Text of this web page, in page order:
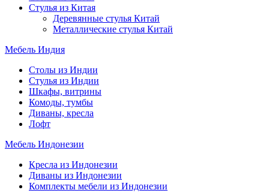
Стулья из Китая
Деревянные стулья Китай
Металлические стулья Китай
Мебель Индия
Столы из Индии
Стулья из Индии
Шкафы, витрины
Комоды, тумбы
Диваны, кресла
Лофт
Мебель Индонезии
Кресла из Индонезии
Диваны из Индонезии
Комплекты мебели из Индонезии